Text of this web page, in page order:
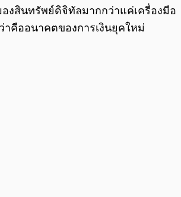
องสินทรัพย์ดิจิทัลมากกว่าแค่เครื่องมือ
าคืออนาคตของการเงินยุคใหม่